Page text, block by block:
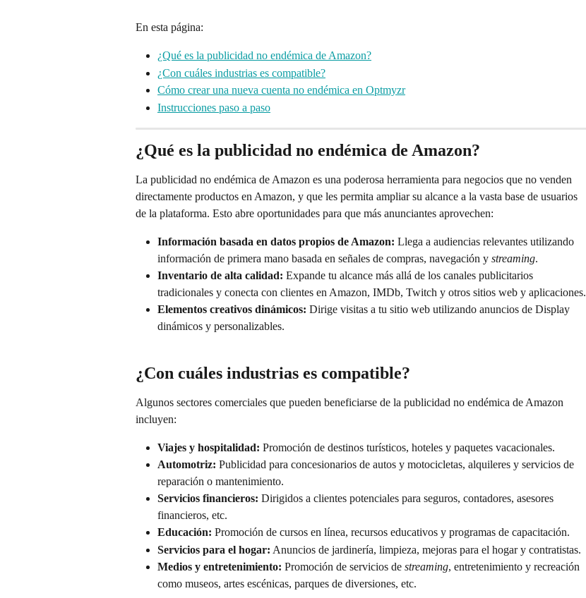
En esta página:
¿Qué es la publicidad no endémica de Amazon?
¿Con cuáles industrias es compatible?
Cómo crear una nueva cuenta no endémica en Optmyzr
Instrucciones paso a paso
¿Qué es la publicidad no endémica de Amazon?
La publicidad no endémica de Amazon es una poderosa herramienta para negocios que no venden
directamente productos en Amazon, y que les permita ampliar su alcance a la vasta base de usuarios
de la plataforma. Esto abre oportunidades para que más anunciantes aprovechen:
Información basada en datos propios de Amazon: Llega a audiencias relevantes utilizando
información de primera mano basada en señales de compras, navegación y streaming.
Inventario de alta calidad: Expande tu alcance más allá de los canales publicitarios
tradicionales y conecta con clientes en Amazon, IMDb, Twitch y otros sitios web y aplicaciones.
Elementos creativos dinámicos: Dirige visitas a tu sitio web utilizando anuncios de Display
dinámicos y personalizables.
¿Con cuáles industrias es compatible?
Algunos sectores comerciales que pueden beneficiarse de la publicidad no endémica de Amazon
incluyen:
Viajes y hospitalidad: Promoción de destinos turísticos, hoteles y paquetes vacacionales.
Automotriz: Publicidad para concesionarios de autos y motocicletas, alquileres y servicios de
reparación o mantenimiento.
Servicios financieros: Dirigidos a clientes potenciales para seguros, contadores, asesores
financieros, etc.
Educación: Promoción de cursos en línea, recursos educativos y programas de capacitación.
Servicios para el hogar: Anuncios de jardinería, limpieza, mejoras para el hogar y contratistas.
Medios y entretenimiento: Promoción de servicios de streaming, entretenimiento y recreación
como museos, artes escénicas, parques de diversiones, etc.